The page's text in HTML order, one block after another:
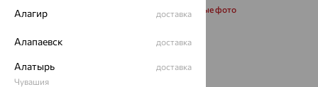
Запросить дополнительные фото
Размеры:
17
Алагир доставка
Алапаевск доставка
Алатырь
Чувашия
доставка